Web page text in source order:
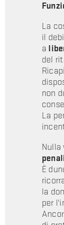
La
il
a
del
non
La
È
la
per